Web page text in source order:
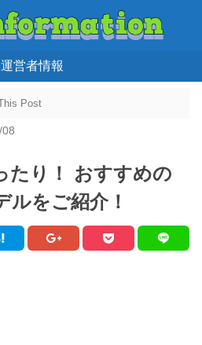
運営者情報
Post
たり！ おすすめの
ルをご紹介！